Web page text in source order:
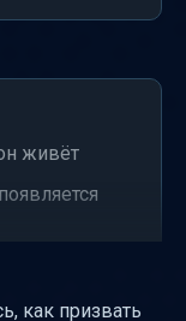
живёт
как призвать